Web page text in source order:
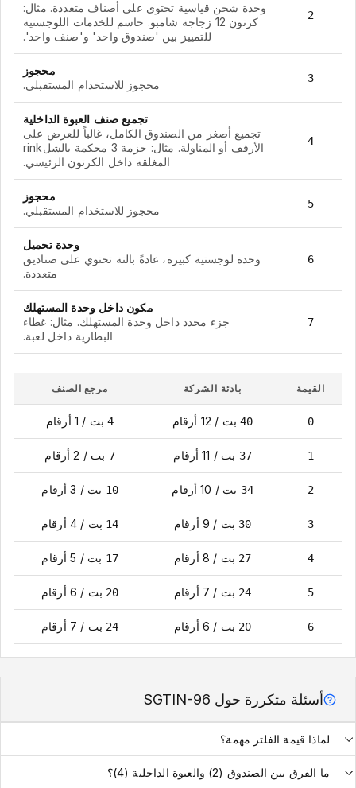
2
وحدة شحن قياسية تحتوي على أصناف متعددة. مثال:
كرتون 12 زجاجة شامبو. حاسم للخدمات اللوجستية
للتمييز بين 'صندوق واحد' و'صنف واحد'.
3
محجوز
محجوز للاستخدام المستقبلي.
4
تجميع صنف العبوة الداخلية
تجميع أصغر من الصندوق الكامل، غالباً للعرض على
الأرفف أو المناولة. مثال: حزمة 3 محكمة بالشلrink
المغلقة داخل الكرتون الرئيسي.
5
محجوز
محجوز للاستخدام المستقبلي.
6
وحدة تحميل
وحدة لوجستية كبيرة، عادةً بالتة تحتوي على صناديق
متعددة.
7
مكون داخل وحدة المستهلك
جزء محدد داخل وحدة المستهلك. مثال: غطاء
البطارية داخل لعبة.
القيمة بادئة الشركة مرجع الصنف
0
40 بت /
12 أرقام 4 بت /
1 أرقام
1
37 بت /
11 أرقام 7 بت /
2 أرقام
2
34 بت /
10 أرقام 10 بت /
3 أرقام
3
30 بت /
9 أرقام 14 بت /
4 أرقام
4
27 بت /
8 أرقام 17 بت /
5 أرقام
5
24 بت /
7 أرقام 20 بت /
6 أرقام
6
20 بت /
6 أرقام 24 بت /
7 أرقام
أسئلة متكررة حول SGTIN-96
لماذا قيمة الفلتر مهمة؟
ما الفرق بين الصندوق (2) والعبوة الداخلية (4)؟